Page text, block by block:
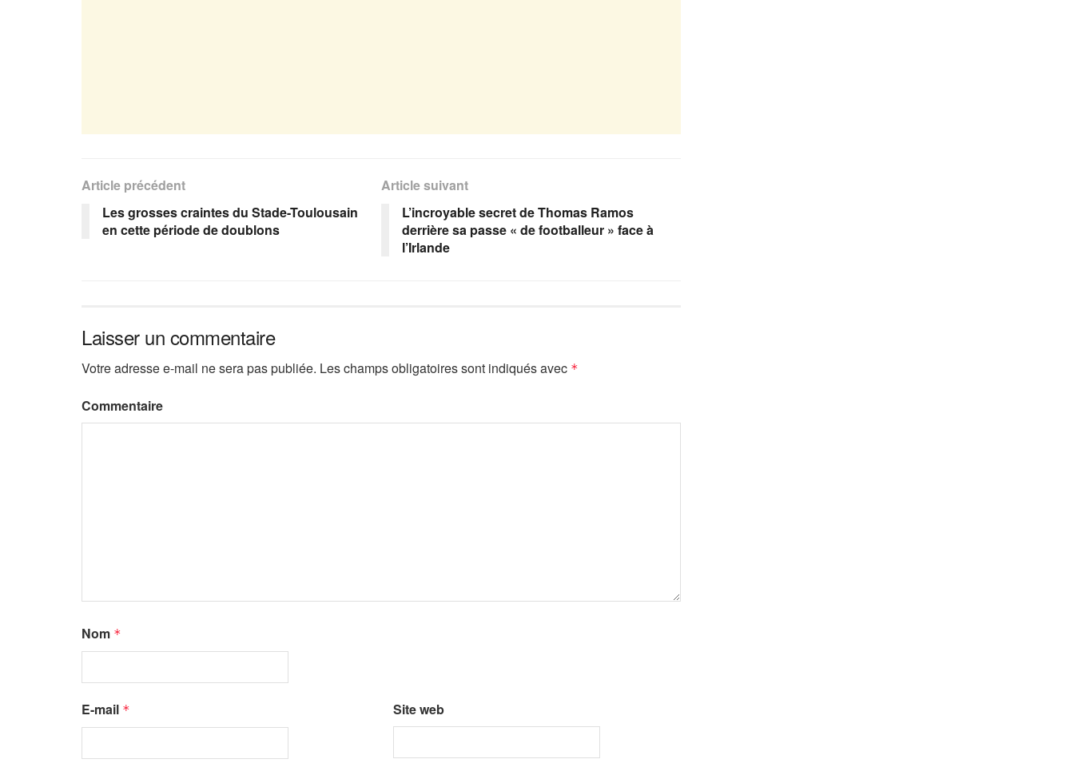
Article précédent
Les grosses craintes du Stade-Toulousain
en cette période de doublons
Article suivant
L’incroyable secret de Thomas Ramos
derrière sa passe « de footballeur » face à
l’Irlande
Laisser un commentaire
Votre adresse e-mail ne sera pas publiée. Les champs obligatoires sont indiqués avec *
Commentaire
Nom *
E-mail * Site web